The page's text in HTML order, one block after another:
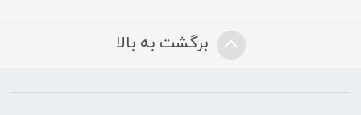
برگشت به بالا